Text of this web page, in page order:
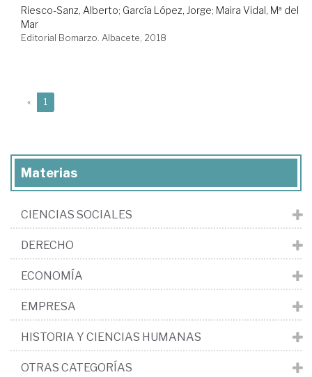
Riesco-Sanz, Alberto; García López, Jorge; Maira Vidal, Mª del
Mar
Editorial Bomarzo. Albacete, 2018
« 1
Materias
CIENCIAS SOCIALES
DERECHO
ECONOMÍA
EMPRESA
HISTORIA Y CIENCIAS HUMANAS
OTRAS CATEGORÍAS